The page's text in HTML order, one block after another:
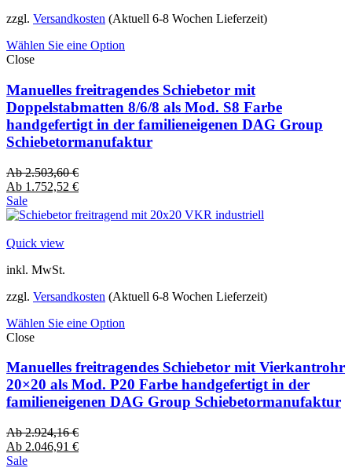
zzgl. Versandkosten (Aktuell 6-8 Wochen Lieferzeit)
Wählen Sie eine Option
Close
Manuelles freitragendes Schiebetor mit
Doppelstabmatten 8/6/8 als Mod. S8 Farbe
handgefertigt in der familieneigenen DAG Group
Schiebetormanufaktur
Ab2.503,60€
Ab 1.752,52 €
Sale
Quick view
inkl. MwSt.
zzgl. Versandkosten (Aktuell 6-8 Wochen Lieferzeit)
Wählen Sie eine Option
Close
Manuelles freitragendes Schiebetor mit Vierkantrohr
20×20 als Mod. P20 Farbe handgefertigt in der
familieneigenen DAG Group Schiebetormanufaktur
Ab2.924,16€
Ab 2.046,91 €
Sale